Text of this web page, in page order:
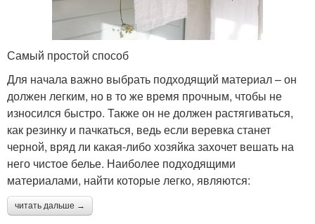
Самый простой способ
Для начала важно выбрать подходящий материал – он
должен легким, но в то же время прочным, чтобы не
износился быстро. Также он не должен растягиваться,
как резинку и пачкаться, ведь если веревка станет
черной, вряд ли какая-либо хозяйка захочет вешать на
него чистое белье. Наиболее подходящими
материалами, найти которые легко, являются:
читать дальше →